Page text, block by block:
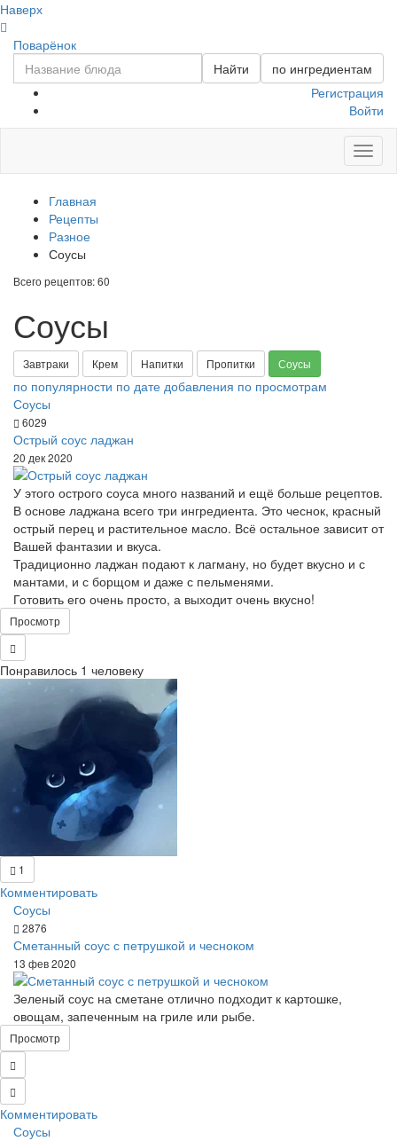
Наверх
Поварёнок
Найти
по ингредиентам
Регистрация
Войти
Главная
Рецепты
Разное
Соусы
Всего рецептов: 60
Соусы
Завтраки Крем Напитки Пропитки Соусы
по популярности по дате добавления по просмотрам
Соусы
6029
Острый соус ладжан
20 дек 2020
У этого острого соуса много названий и ещё больше рецептов.
В основе ладжана всего три ингредиента. Это чеснок, красный
острый перец и растительное масло. Всё остальное зависит от
Вашей фантазии и вкуса.
Традиционно ладжан подают к лагману, но будет вкусно и с
мантами, и с борщом и даже с пельменями.
Готовить его очень просто, а выходит очень вкусно!
Просмотр
Понравилось 1 человеку
1
Комментировать
Соусы
2876
Сметанный соус с петрушкой и чесноком
13 фев 2020
Зеленый соус на сметане отлично подходит к картошке,
овощам, запеченным на гриле или рыбе.
Просмотр
Комментировать
Соусы